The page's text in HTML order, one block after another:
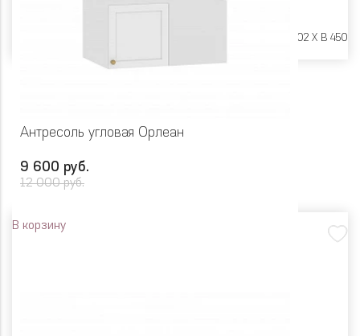
Ш 900 X Г 402 X В 450
Антресоль угловая Орлеан
9 600 руб.
12 000 руб.
В корзину